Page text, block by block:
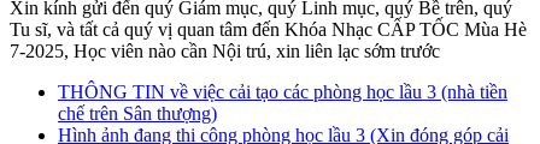
Xin kính gửi đến quý Giám mục, quý Linh mục, quý Bề trên, quý
Tu sĩ, và tất cả quý vị quan tâm đến Khóa Nhạc CẤP TỐC Mùa Hè
7-2025, Học viên nào cần Nội trú, xin liên lạc sớm trước
THÔNG TIN về việc cải tạo các phòng học lầu 3 (nhà tiền
chế trên Sân thượng)
Hình ảnh đang thi công phòng học lầu 3 (Xin đóng góp cải